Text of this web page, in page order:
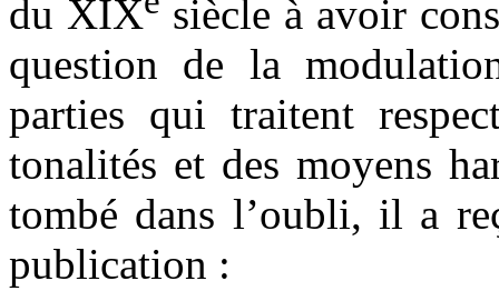
du XIX
siècle à avoir
question de la
parties qui traitent
tonalités et des moyens
tombé dans l’oubli, il a
publication :